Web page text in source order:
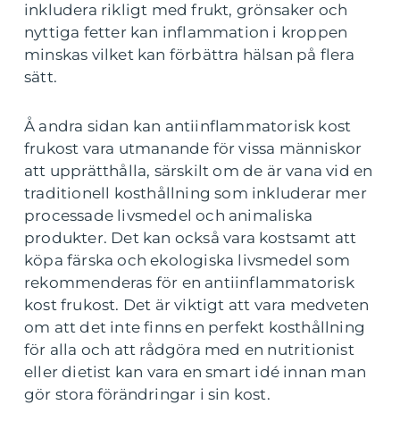
inkludera rikligt med frukt, grönsaker och
nyttiga fetter kan inflammation i kroppen
minskas vilket kan förbättra hälsan på flera
sätt.
Å andra sidan kan antiinflammatorisk kost
frukost vara utmanande för vissa människor
att upprätthålla, särskilt om de är vana vid en
traditionell kosthållning som inkluderar mer
processade livsmedel och animaliska
produkter. Det kan också vara kostsamt att
köpa färska och ekologiska livsmedel som
rekommenderas för en antiinflammatorisk
kost frukost. Det är viktigt att vara medveten
om att det inte finns en perfekt kosthållning
för alla och att rådgöra med en nutritionist
eller dietist kan vara en smart idé innan man
gör stora förändringar i sin kost.